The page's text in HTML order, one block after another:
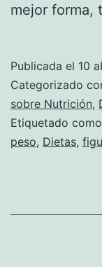
mejor forma,
Publicada el 10
Categorizado
sobre Nutrición,
Etiquetado como
peso, Dietas,